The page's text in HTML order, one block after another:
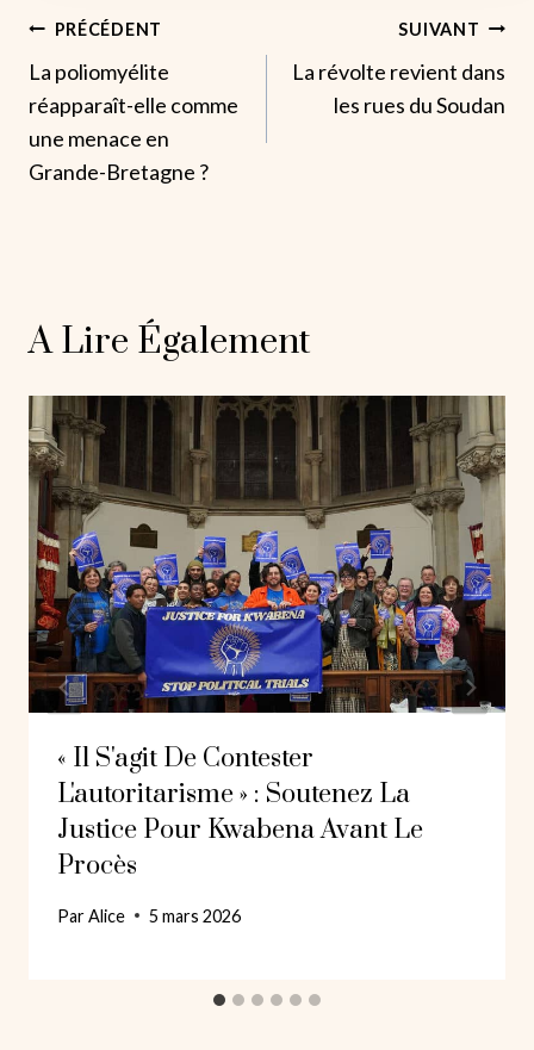
Navigation
De
L’article
PRÉCÉDENT
La poliomyélite
réapparaît-elle comme
une menace en
Grande-Bretagne ?
SUIVANT
La révolte revient dans
les rues du Soudan
A Lire Également
« Il S'agit De Contester
L'autoritarisme » : Soutenez La
Justice Pour Kwabena Avant Le
Procès
ParAlice 5 mars 2026